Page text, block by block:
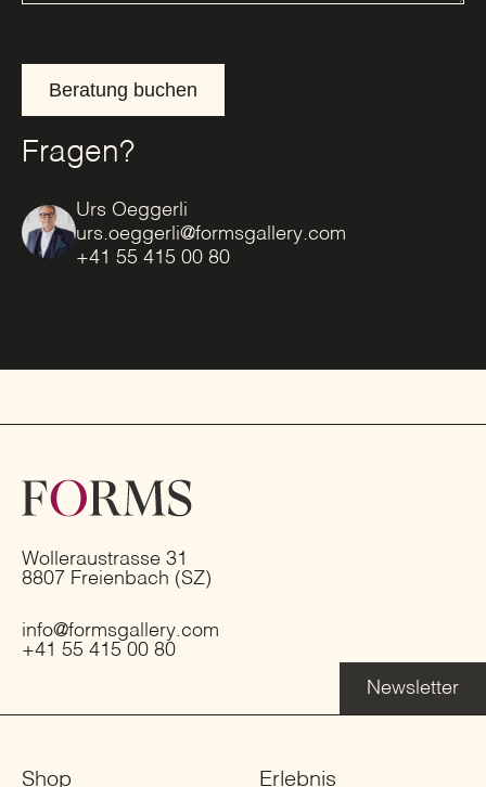
Beratung buchen
Fragen?
Urs Oeggerli
urs.oeggerli@formsgallery.com
+41 55 415 00 80
Wolleraustrasse 31
8807 Freienbach (SZ)
info@formsgallery.com
+41 55 415 00 80
Newsletter
Shop Erlebnis